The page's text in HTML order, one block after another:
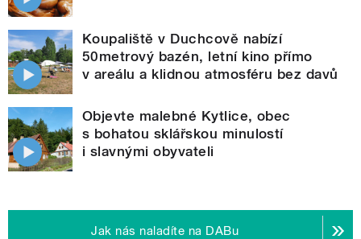
Koupaliště v Duchcově nabízí
50metrový bazén, letní kino přímo
v areálu a klidnou atmosféru bez davů
Objevte malebné Kytlice, obec
s bohatou sklářskou minulostí
i slavnými obyvateli
Jak nás naladíte na DABu